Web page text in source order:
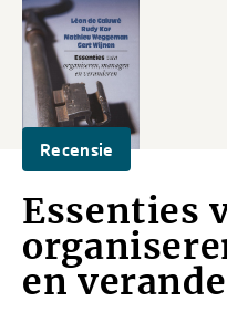
Recensie
Essenties
en